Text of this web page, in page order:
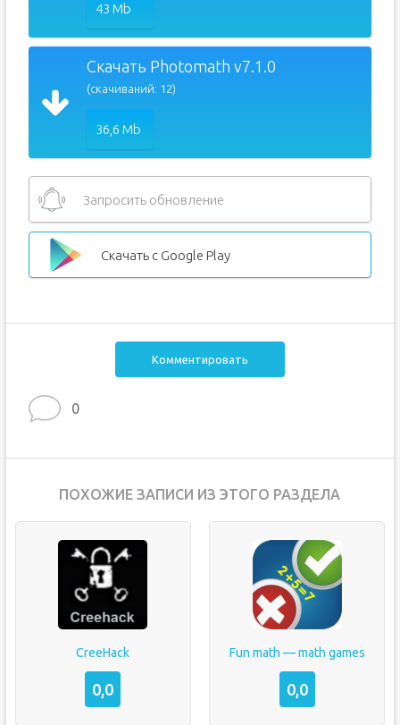
43 Mb
Скачать Photomath v7.1.0
(скачиваний: 12)
36,6 Mb
Запросить обновление
Скачать с Google Play
Комментировать
0
ПОХОЖИЕ ЗАПИСИ ИЗ ЭТОГО РАЗДЕЛА
CreeHack
0,0
Fun math — math games
0,0